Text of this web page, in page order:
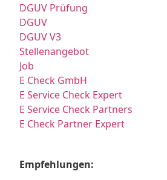
DGUV Prüfung
DGUV
DGUV V3
Stellenangebot
Job
E Check GmbH
E Service Check Expert
E Service Check Partners
E Check Partner Expert
Empfehlungen: